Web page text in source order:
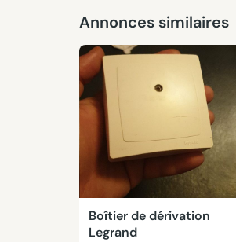
Annonces similaires
Boîtier de dérivation
Legrand